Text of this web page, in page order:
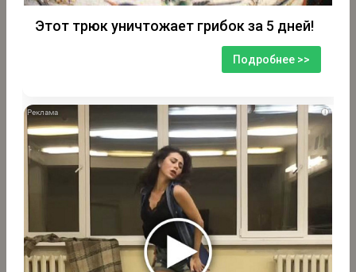
Этот трюк уничтожает грибок за 5 дней!
Подробнее >>
i